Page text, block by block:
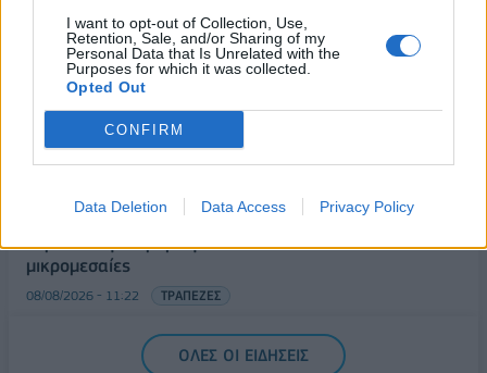
I want to opt-out of Collection, Use,
Retention, Sale, and/or Sharing of my
Personal Data that Is Unrelated with the
Purposes for which it was collected.
Opted Out
CONFIRM
Data Deletion Data Access Privacy Policy
με 916 προϊόντα
08/08/2026 - 12:12 ΛΙΑΝΕΜΠΟΡΙΟ
Health Monitoring: Η εθνική υποδομή για την
αξιοποίηση των δεδομένων υγείας προς όφελος
των πολιτών
Ελληνική Αναπτυξιακή Τράπεζα: Με «προίκα» 2 δισ.
ευρώ ανοίγει δρόμο για δάνεια έως 5 δισ. σε
μικρομεσαίες
08/08/2026 - 11:22 ΤΡΑΠΕΖΕΣ
5G παντού, 6G στον ορίζοντα: Πού βρίσκεται η
Ελλάδα στη μεγάλη τεχνολογική μετάβαση
ΟΛΕΣ ΟΙ ΕΙΔΗΣΕΙΣ